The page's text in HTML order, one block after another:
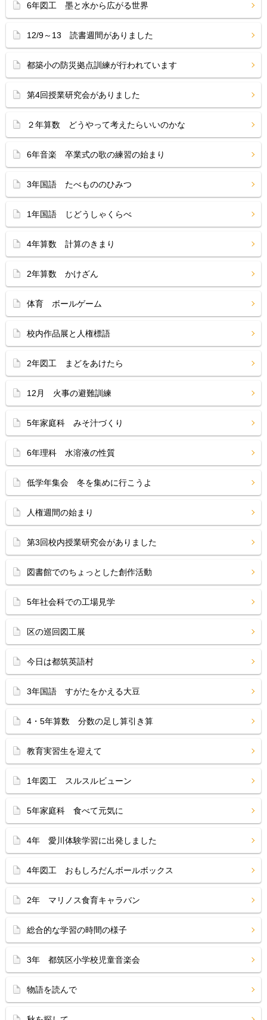
6年図工 墨と水から広がる世界
12/9～13 読書週間がありました
都築小の防災拠点訓練が行われています
第4回授業研究会がありました
２年算数 どうやって考えたらいいのかな
6年音楽 卒業式の歌の練習の始まり
3年国語 たべもののひみつ
1年国語 じどうしゃくらべ
4年算数 計算のきまり
2年算数 かけざん
体育 ボールゲーム
校内作品展と人権標語
2年図工 まどをあけたら
12月 火事の避難訓練
5年家庭科 みそ汁づくり
6年理科 水溶液の性質
低学年集会 冬を集めに行こうよ
人権週間の始まり
第3回校内授業研究会がありました
図書館でのちょっとした創作活動
5年社会科での工場見学
区の巡回図工展
今日は都筑英語村
3年国語 すがたをかえる大豆
4・5年算数 分数の足し算引き算
教育実習生を迎えて
1年図工 スルスルビューン
5年家庭科 食べて元気に
4年 愛川体験学習に出発しました
4年図工 おもしろだんボールボックス
2年 マリノス食育キャラバン
総合的な学習の時間の様子
3年 都筑区小学校児童音楽会
物語を読んで